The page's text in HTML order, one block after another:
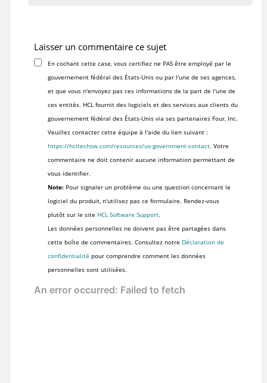
Laisser un commentaire ce sujet
En cochant cette case, vous certifiez ne PAS être employé par le
gouvernement fédéral des États-Unis ou par l'une de ses agences,
et que vous n'envoyez pas ces informations de la part de l'une de
ces entités. HCL fournit des logiciels et des services aux clients du
gouvernement fédéral des États-Unis via ses partenaires Four, Inc.
Veuillez contacter cette équipe à l'aide du lien suivant :
https://hcltechsw.com/resources/us-government-contact. Votre
commentaire ne doit contenir aucune information permettant de
vous identifier.
Note:Pour signaler un problème ou une question concernant le
logiciel du produit, n'utilisez pas ce formulaire. Rendez-vous
plutôt sur le site HCL Software Support.
Les données personnelles ne doivent pas être partagées dans
cette boîte de commentaires. Consultez notre Déclaration de
confidentialité pour comprendre comment les données
personnelles sont utilisées.